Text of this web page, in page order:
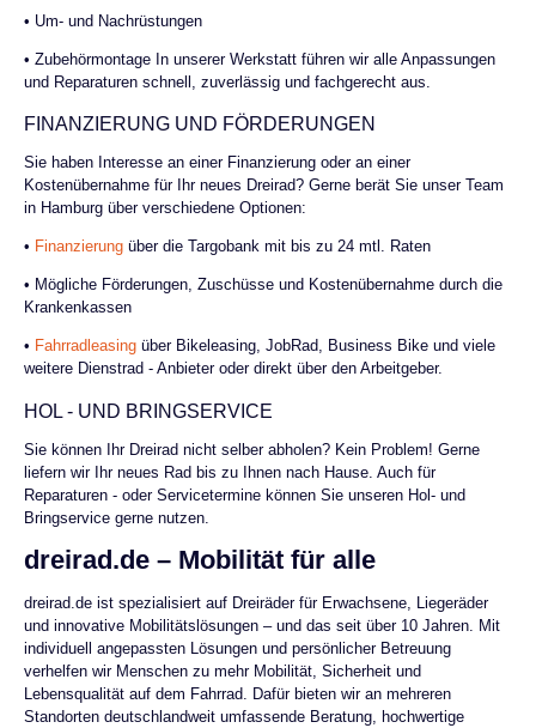
• Um- und Nachrüstungen
• Zubehörmontage In unserer Werkstatt führen wir alle Anpassungen
und Reparaturen schnell, zuverlässig und fachgerecht aus.
FINANZIERUNG UND FÖRDERUNGEN
Sie haben Interesse an einer Finanzierung oder an einer
Kostenübernahme für Ihr neues Dreirad? Gerne berät Sie unser Team
in Hamburg über verschiedene Optionen:
• Finanzierung über die Targobank mit bis zu 24 mtl. Raten
• Mögliche Förderungen, Zuschüsse und Kostenübernahme durch die
Krankenkassen
• Fahrradleasing über Bikeleasing, JobRad, Business Bike und viele
weitere Dienstrad - Anbieter oder direkt über den Arbeitgeber.
HOL - UND BRINGSERVICE
Sie können Ihr Dreirad nicht selber abholen? Kein Problem! Gerne
liefern wir Ihr neues Rad bis zu Ihnen nach Hause. Auch für
Reparaturen - oder Servicetermine können Sie unseren Hol- und
Bringservice gerne nutzen.
dreirad.de – Mobilität für alle
dreirad.de ist spezialisiert auf Dreiräder für Erwachsene, Liegeräder
und innovative Mobilitätslösungen – und das seit über 10 Jahren. Mit
individuell angepassten Lösungen und persönlicher Betreuung
verhelfen wir Menschen zu mehr Mobilität, Sicherheit und
Lebensqualität auf dem Fahrrad. Dafür bieten wir an mehreren
Standorten deutschlandweit umfassende Beratung, hochwertige